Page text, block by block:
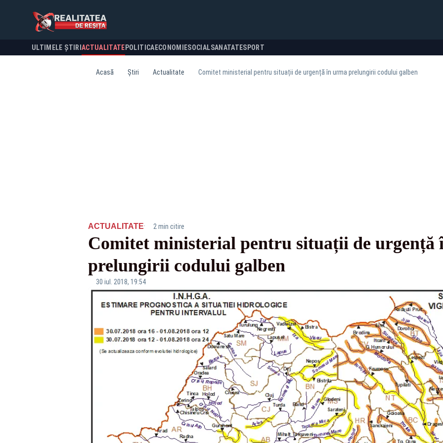
ULTIMELE ȘTIRI ACTUALITATE POLITICA ECONOMIESOCIALSANATATESPORT
Acasă Știri Actualitate Comitet ministerial pentru situații de urgență în urma prelungirii codului galben
ACTUALITATE· 2 min citire
Comitet ministerial pentru situații de urgență
prelungirii codului galben
30 iul. 2018, 19:54